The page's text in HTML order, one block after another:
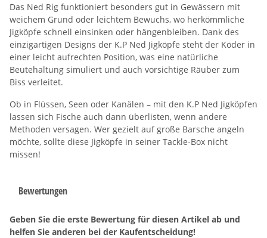
Das Ned Rig funktioniert besonders gut in Gewässern mit
weichem Grund oder leichtem Bewuchs, wo herkömmliche
Jigköpfe schnell einsinken oder hängenbleiben. Dank des
einzigartigen Designs der K.P Ned Jigköpfe steht der Köder in
einer leicht aufrechten Position, was eine natürliche
Beutehaltung simuliert und auch vorsichtige Räuber zum
Biss verleitet.
Ob in Flüssen, Seen oder Kanälen – mit den K.P Ned Jigköpfen
lassen sich Fische auch dann überlisten, wenn andere
Methoden versagen. Wer gezielt auf große Barsche angeln
möchte, sollte diese Jigköpfe in seiner Tackle-Box nicht
missen!
Bewertungen
Geben Sie die erste Bewertung für diesen Artikel ab und
helfen Sie anderen bei der Kaufentscheidung!